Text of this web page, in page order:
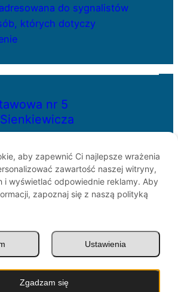
do sygnalistów
których dotyczy
nr 5
29
30-07
aby zapewnić Ci najlepsze wrażenia
zawartość naszej witryny,
i wyświetlać odpowiednie reklamy. Aby
zapoznaj się z naszą polityką
Zgadzam się
Ustawienia